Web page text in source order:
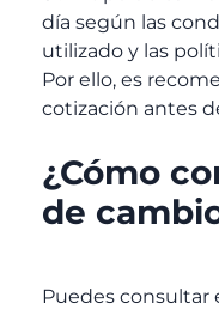
día según las
utilizado y las
Por ello, es
cotización antes
¿Cómo
de
Puedes consultar